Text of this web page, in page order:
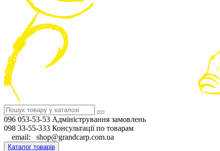
096 053-53-53 Адміністрування замовлень
098 33-55-333 Консультації по товарам
email: shop@grandcarp.com.ua
Каталог товарів